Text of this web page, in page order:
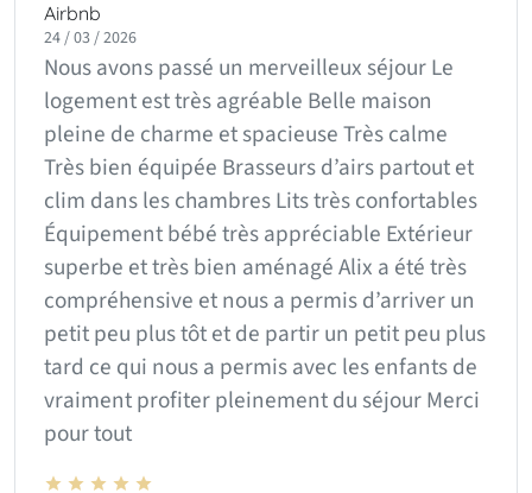
Airbnb
24 / 03 / 2026
Nous avons passé un merveilleux séjour Le
logement est très agréable Belle maison
pleine de charme et spacieuse Très calme
Très bien équipée Brasseurs d’airs partout et
clim dans les chambres Lits très confortables
Équipement bébé très appréciable Extérieur
superbe et très bien aménagé Alix a été très
compréhensive et nous a permis d’arriver un
petit peu plus tôt et de partir un petit peu plus
tard ce qui nous a permis avec les enfants de
vraiment profiter pleinement du séjour Merci
pour tout